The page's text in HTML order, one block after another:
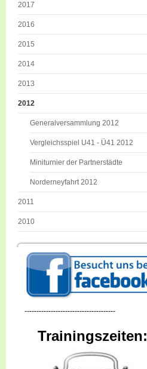
2017
2016
2015
2014
2013
2012
Generalversammlung 2012
Vergleichsspiel U41 - Ü41 2012
Miniturnier der Partnerstädte
Norderneyfahrt 2012
2011
2010
--------------------------------------
Trainingszeiten: